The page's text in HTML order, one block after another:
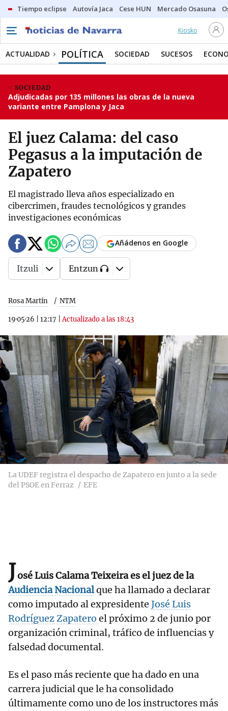
Tiempo eclipse Autovía Jaca Cese HUN Mercado Osasuna
Kiosko
ACTUALIDAD POLÍTICA SOCIEDAD SUCESOS
SOCIEDAD
Adjudicadas por 135 millones las obras de la nueva
variante entre Pamplona y Jaca
El juez Calama: del caso
Pegasus a la imputación de
Zapatero
El magistrado lleva años especializado en
cibercrimen, fraudes tecnológicos y grandes
investigaciones económicas
Rosa Martín NTM
19·05·26 12:17 |Actualizado a las 18:43
Añádenos en Google
Itzuli Entzun
La UDEF registra el despacho de Zapatero en junto a la sede
del PSOE en Ferraz
EFE
José Luis Calama Teixeira es el juez de la
Audiencia Nacionalque ha llamado a declarar
como imputado al expresidente José Luis
Rodríguez Zapatero el próximo 2 de junio por
organización criminal, tráfico de influencias y
falsedad documental.
Es el paso más reciente que ha dado en una
carrera judicial que le ha consolidado
últimamente como uno de los instructores más